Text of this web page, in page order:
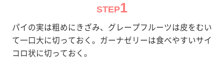
STEP1
パイの実は粗めにきざみ、グレープフルーツは皮をむい
て一口大に切っておく。ガーナゼリーは食べやすいサイ
コロ状に切っておく。